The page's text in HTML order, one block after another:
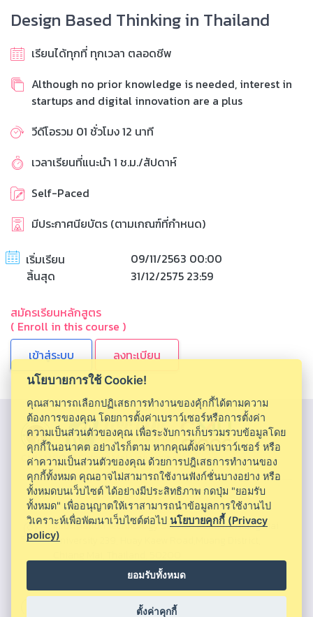
Design Based Thinking in Thailand
เรียนได้ทุกที่ ทุกเวลา ตลอดชีพ
Although no prior knowledge is needed, interest in
startups and digital innovation are a plus
วีดีโอรวม 01 ชั่วโมง 12 นาที
เวลาเรียนที่แนะนำ 1 ช.ม./สัปดาห์
Self-Paced
มีประกาศนียบัตร (ตามเกณฑ์ที่กำหนด)
เริ่มเรียน
09/11/2563 00:00
สิ้นสุด
31/12/2575 23:59
สมัครเรียนหลักสูตร
( Enroll in this course )
ลงทะเบียน
CMU MOOC |Chiang Mai University
Information Technology Service Center, Chiang Mai
University 239, Huay Kaew Road,Muang District,
053943855 ,053943820 ,053943856
นโยบายการใช้ Cookie!
คุณสามารถเลือกปฏิเสธการทำงานของคุ้กกี้ได้ตามความ
ต้องการของคุณ โดยการตั้งค่าเบราว์เซอร์หรือการตั้งค่า
ความเป็นส่วนตัวของคุณ เพื่อระงับการเก็บรวมรวบข้อมูลโดย
คุกกี้ในอนาคต อย่างไรก็ตาม หากคุณตั้งค่าเบราว์เซอร์ หรือ
ค่าความเป็นส่วนตัวของคุณ ด้วยการปฎิเสธการทำงานของ
คุกกี้ทั้งหมด คุณอาจไม่สามารถใช้งานฟังก์ชั่นบางอย่าง หรือ
ทั้งหมดบนเว็บไซต์ ได้อย่างมีประสิทธิภาพ กดปุ่ม "ยอมรับ
ทั้งหมด" เพื่ออนุญาตให้เราสามารถนำข้อมูลการใช้งานไป
วิเคราะห์เพื่อพัฒนาเว็บไซต์ต่อไปนโยบายคุกกี้ (Privacy
policy)
ยอมรับทั้งหมด
ตั้งค่าคุกกี้